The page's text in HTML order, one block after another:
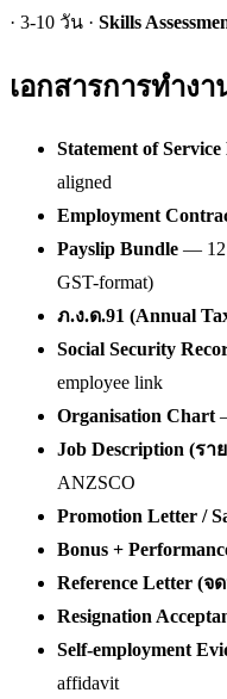
· 3-10 วัน · Skills
เอกสารการทำง
Statement of
aligned
Employment
Payslip Bundle — 12
GST-format)
ภ.ง.ด.91 (Annual
Social Security
employee link
Organisation Chart
Job Description (รา
ANZSCO
Promotion Letter /
Bonus +
Reference Letter (
Resignation
Self-employment
affidavit